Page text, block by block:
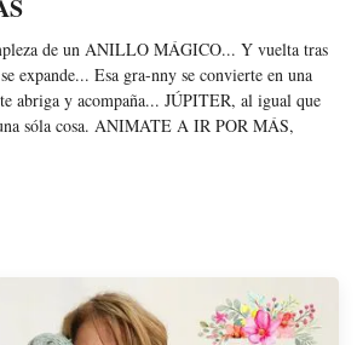
de un ANILLO MÁGICO... Y vuelta tras
expande... Esa gra-nny se convierte en una
abriga y acompaña... JÚPITER, al igual que
sóla cosa. ANIMATE A IR POR MÁS,